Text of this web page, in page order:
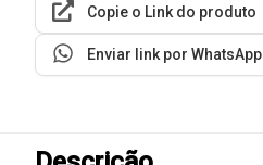
Copie o Link do produto
Enviar link por WhatsApp